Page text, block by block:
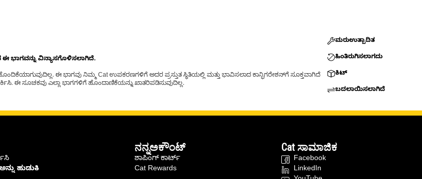
ವಿನ್ಯಾಸಗೊಳಿಸಲಾಗಿದೆ.
ಈ ಭಾಗವು ನಿಮ್ಮ Cat ಉಪಕರಣಗಳಿಗೆ ಅದರ ಪ್ರಸ್ತುತ ಸ್ಥಿತಿಯಲ್ಲಿ ಮತ್ತು ಭಾವಿಸಲಾದ ಕಾನ್ಫಿಗರೇಶನ್‌ಗೆ ಸೂಕ್ತವಾಗಿದೆ
ಈ ಸೂಚಕವು ಎಲ್ಲಾ ಭಾಗಗಳಿಗೆ ಹೊಂದಾಣಿಕೆಯನ್ನು ಖಾತರಿಪಡಿಸುವುದಿಲ್ಲ.
ಮರುಉತ್ಪಾದಿತ
ಹಿಂತಿರುಗಿಸಲಾಗದು
ಕಿಟ್
ಬದಲಾಯಿಸಲಾಗಿದೆ
ಹುಡುಕಿ
ನನ್ನಅಕೌಂಟ್
ಶಾಪಿಂಗ್ ಕಾರ್ಟ್
Cat Rewards
Cat ಸಾಮಾಜಿಕ
Facebook
LinkedIn